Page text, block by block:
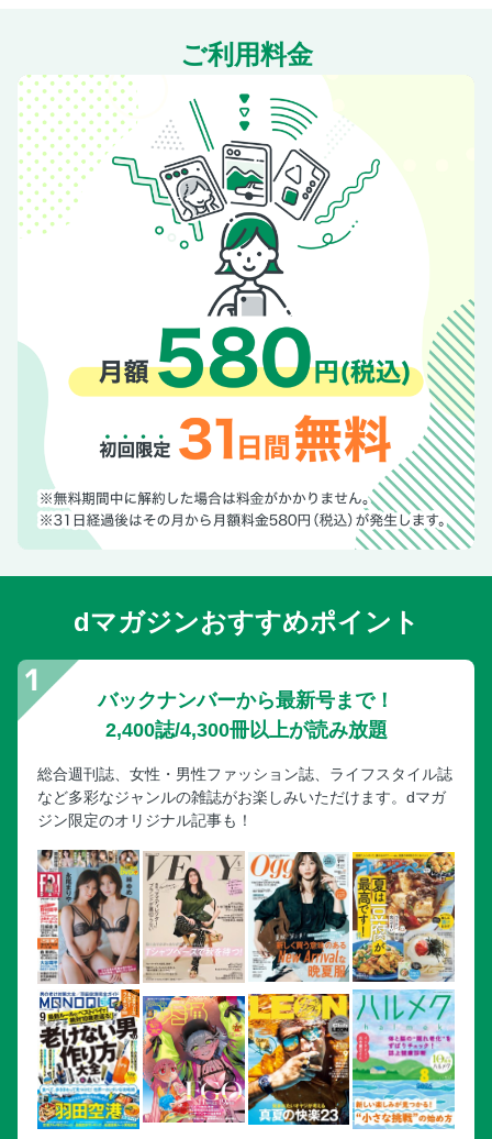
ご利用料金
dマガジンおすすめポイント
バックナンバーから最新号まで！
2,400誌/4,300冊以上が読み放題
総合週刊誌、女性・男性ファッション誌、ライフスタイル誌
など多彩なジャンルの雑誌がお楽しみいただけます。dマガ
ジン限定のオリジナル記事も！